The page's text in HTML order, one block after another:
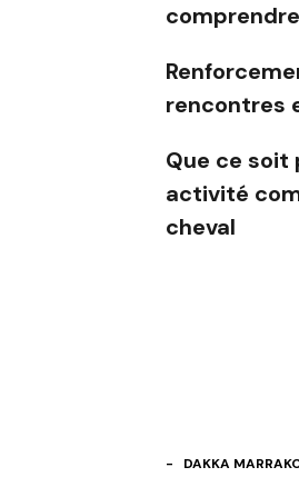
rencontres
Que ce soit
activité
cheval
- DAKKA